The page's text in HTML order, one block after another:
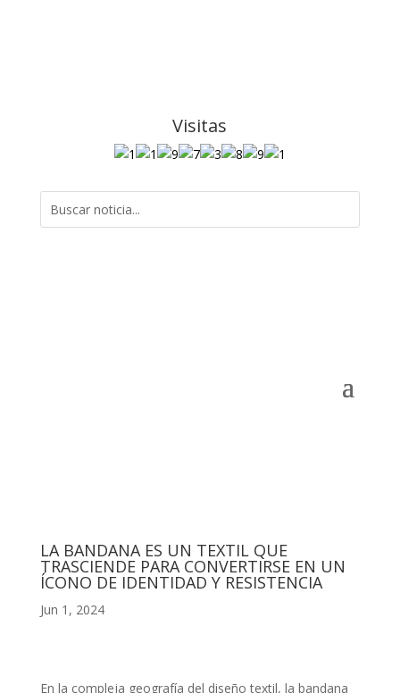
Visitas
LA BANDANA ES UN TEXTIL QUE
TRASCIENDE PARA CONVERTIRSE EN UN
ÍCONO DE IDENTIDAD Y RESISTENCIA
Jun 1, 2024
En la compleja geografía del diseño textil, la bandana